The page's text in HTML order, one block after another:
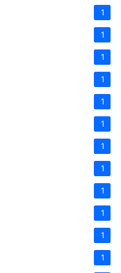
1
1
1
1
1
1
1
1
1
1
1
1